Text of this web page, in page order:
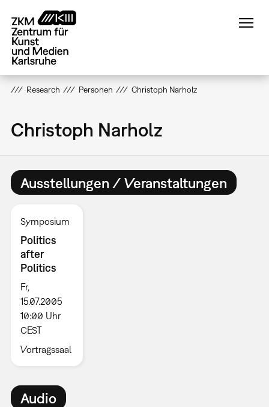
zum
Inhalt
Research Personen Christoph Narholz
Christoph Narholz
Ausstellungen / Veranstaltungen
Symposium
Politics
after
Politics
Fr,
15.07.2005
10:00 Uhr
CEST
Vortragssaal
Audio